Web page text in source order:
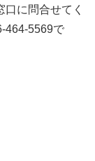
に問合せてく
464-5569で